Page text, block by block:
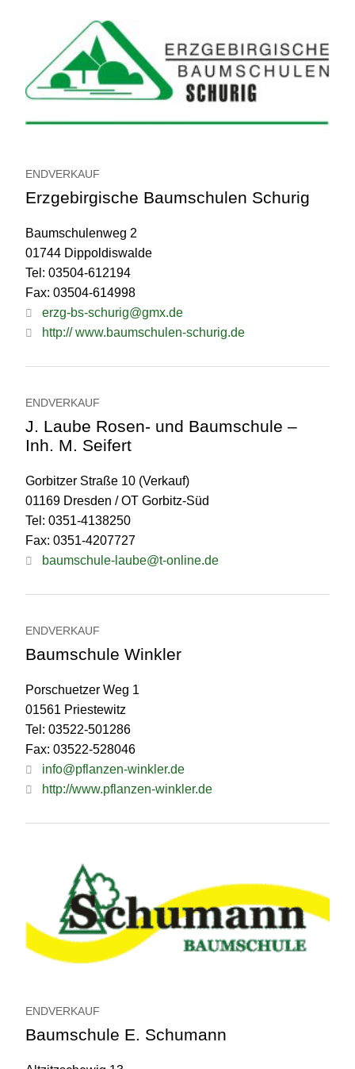
ENDVERKAUF
Erzgebirgische Baumschulen Schurig
Baumschulenweg 2
01744 Dippoldiswalde
Tel: 03504-612194
Fax: 03504-614998
erzg-bs-schurig@gmx.de
http:// www.baumschulen-schurig.de
ENDVERKAUF
J. Laube Rosen- und Baumschule –
Inh. M. Seifert
Gorbitzer Straße 10 (Verkauf)
01169 Dresden / OT Gorbitz-Süd
Tel: 0351-4138250
Fax: 0351-4207727
baumschule-laube@t-online.de
ENDVERKAUF
Baumschule Winkler
Porschuetzer Weg 1
01561 Priestewitz
Tel: 03522-501286
Fax: 03522-528046
info@pflanzen-winkler.de
http://www.pflanzen-winkler.de
ENDVERKAUF
Baumschule E. Schumann